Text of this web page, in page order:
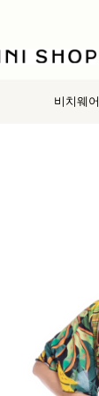
비치웨어